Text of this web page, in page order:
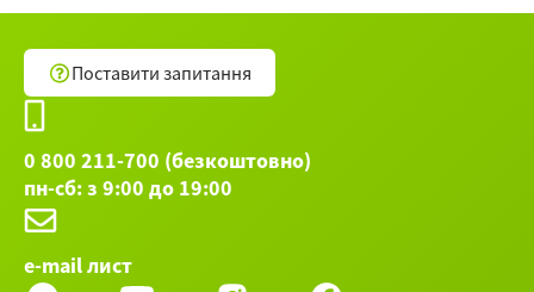
язык ►
Поставити запитання
0 800 211-700 (безкоштовно)
пн-сб: з 9:00 до 19:00
e-mail лист